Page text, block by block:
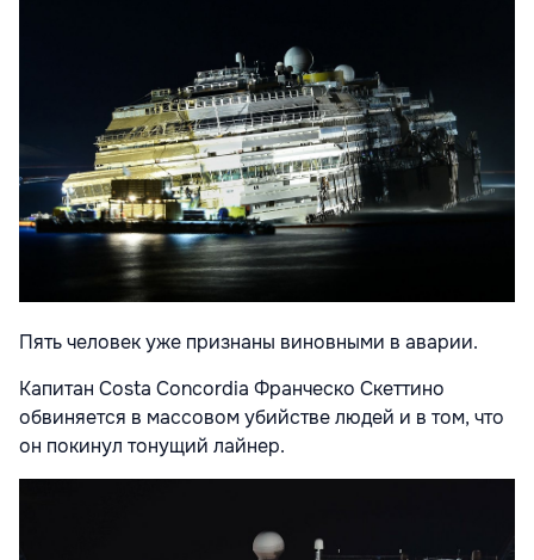
Пять человек уже признаны виновными в аварии.
Капитан Costa Concordia Франческо Скеттино
обвиняется в массовом убийстве людей и в том, что
он покинул тонущий лайнер.